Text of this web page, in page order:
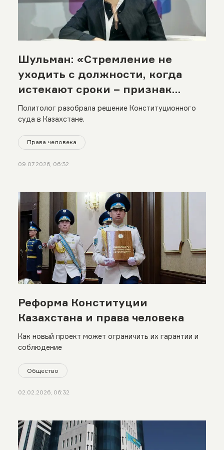
Шульман: «Стремление не
уходить с должности, когда
истекают сроки – признак
автократии»
Политолог разобрала решение Конституционного
суда в Казахстане.
Права человека
09.07.2026, 06:32
Реформа Конституции
Казахстана и права человека
Как новый проект может ограничить их гарантии и
соблюдение
Общество
02.02.2026, 06:32